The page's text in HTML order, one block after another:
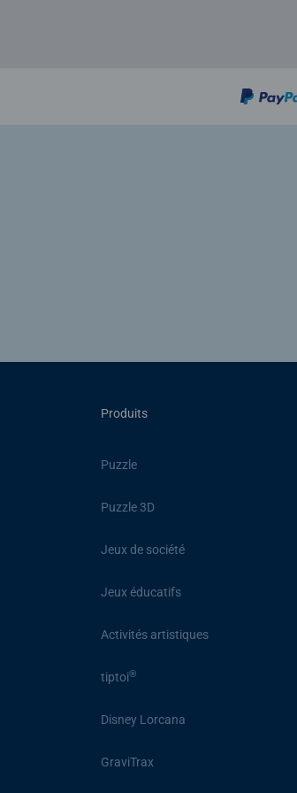
Produits
Puzzle
Puzzle 3D
Jeux de société
Jeux éducatifs
Activités artistiques
tiptoi®
Disney Lorcana
GraviTrax